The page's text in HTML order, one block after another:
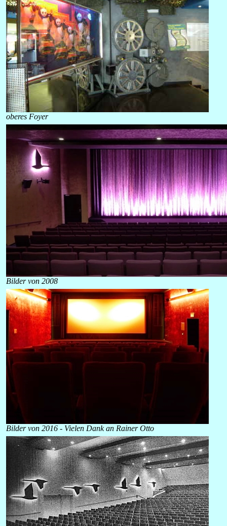
oberes Foyer
Bilder von 2008
Bilder von 2016 - Vielen Dank an Rainer Otto